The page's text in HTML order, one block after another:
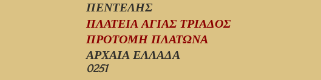
ΠΕΝΤΕΛΗΣ
ΠΛΑΤΕΙΑ ΑΓΙΑΣ ΤΡΙΑΔΟΣ
ΠΡΟΤΟΜΗ ΠΛΑΤΩΝΑ
ΑΡΧΑΙΑ ΕΛΛΑΔΑ
0251